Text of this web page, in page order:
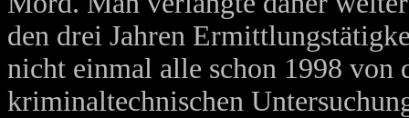
den drei Jahren
nicht einmal alle schon 1998 von
kriminaltechnischen